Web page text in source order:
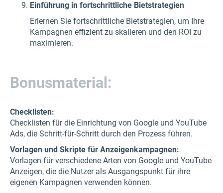
Einführung in fortschrittliche Bietstrategien
Erlernen Sie fortschrittliche Bietstrategien, um Ihre
Kampagnen effizient zu skalieren und den ROI zu
maximieren.
Bonusmaterial:
Checklisten:
Checklisten für die Einrichtung von Google und YouTube
Ads, die Schritt-für-Schritt durch den Prozess führen.
Vorlagen und Skripte für Anzeigenkampagnen:
Vorlagen für verschiedene Arten von Google und YouTube
Anzeigen, die die Nutzer als Ausgangspunkt für ihre
eigenen Kampagnen verwenden können.